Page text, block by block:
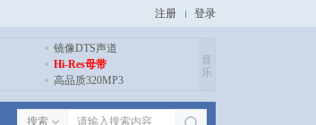
注册 登录
镜像DTS声道
Hi-Res母带
高品质320MP3
音
乐
搜索